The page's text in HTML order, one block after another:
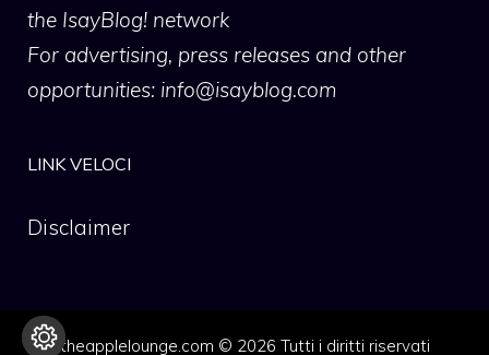
the IsayBlog! network
For advertising, press releases and other
opportunities: info@isayblog.com
LINK VELOCI
Disclaimer
theapplelounge.com © 2026 Tutti i diritti riservati